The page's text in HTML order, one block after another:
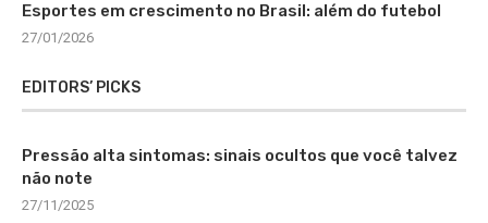
Esportes em crescimento no Brasil: além do futebol
27/01/2026
EDITORS’ PICKS
Pressão alta sintomas: sinais ocultos que você talvez
não note
27/11/2025